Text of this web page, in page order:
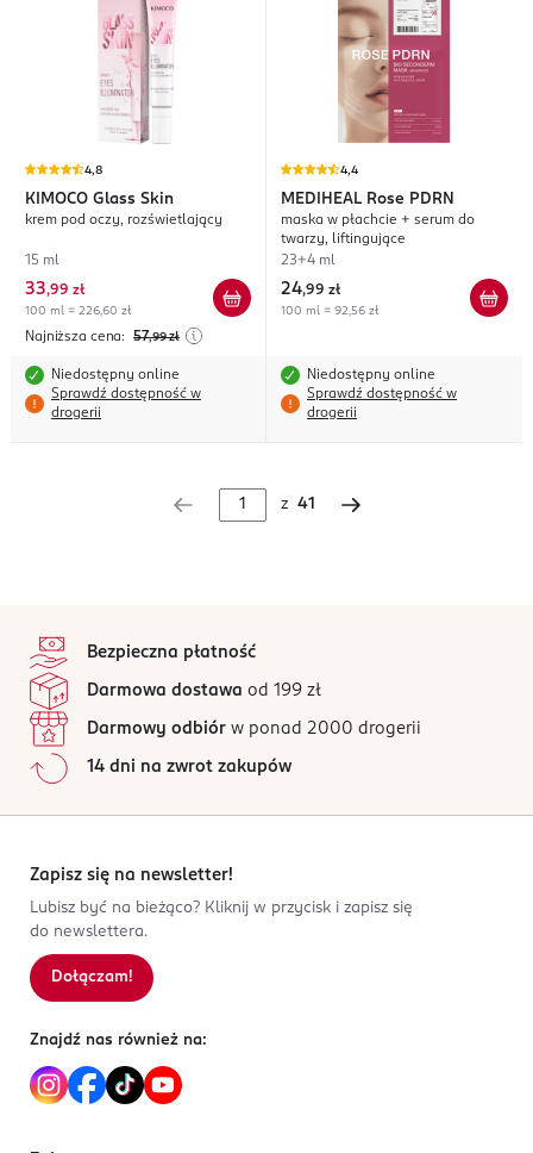
4,8
KIMOCO Glass Skin
krem pod oczy, rozświetlający
15 ml
33,99 zł
100 ml = 226,60 zł
Najniższa cena: 57,99 zł
Niedostępny online
Sprawdź dostępność w
drogerii
4,4
MEDIHEAL Rose PDRN
maska w płachcie + serum do
twarzy, liftingujące
23+4 ml
24,99 zł
100 ml = 92,56 zł
Niedostępny online
Sprawdź dostępność w
drogerii
z 41
Bezpieczna płatność
Darmowa dostawa od 199 zł
Darmowy odbiór w ponad 2000 drogerii
14 dni na zwrot zakupów
Zapisz się na newsletter!
Lubisz być na bieżąco? Kliknij w przycisk i zapisz się
do newslettera.
Dołączam!
Znajdź nas również na: